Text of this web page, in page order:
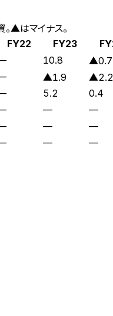
▲はマイナス。
FY22 FY23
10.8 ▲0.7
▲1.9 ▲2.2
5.2 0.4
— —
— —
— —